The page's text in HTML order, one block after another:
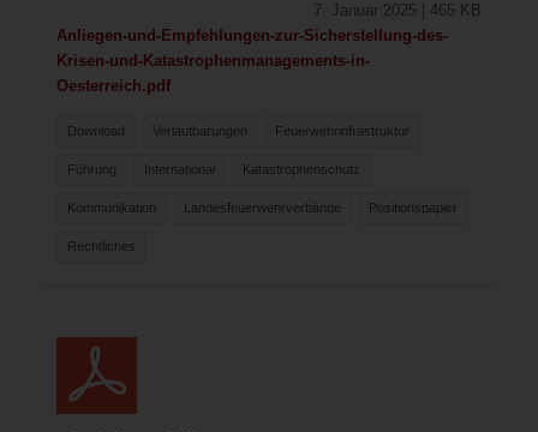
7. Januar 2025 | 465 KB
Anliegen-und-Empfehlungen-zur-Sicherstellung-des-
Krisen-und-Katastrophenmanagements-in-
Oesterreich.pdf
Download Verlautbarungen Feuerwehrinfrastruktur
Führung International Katastrophenschutz
Kommunikation Landesfeuerwehrverbände Positionspapier
Rechtliches